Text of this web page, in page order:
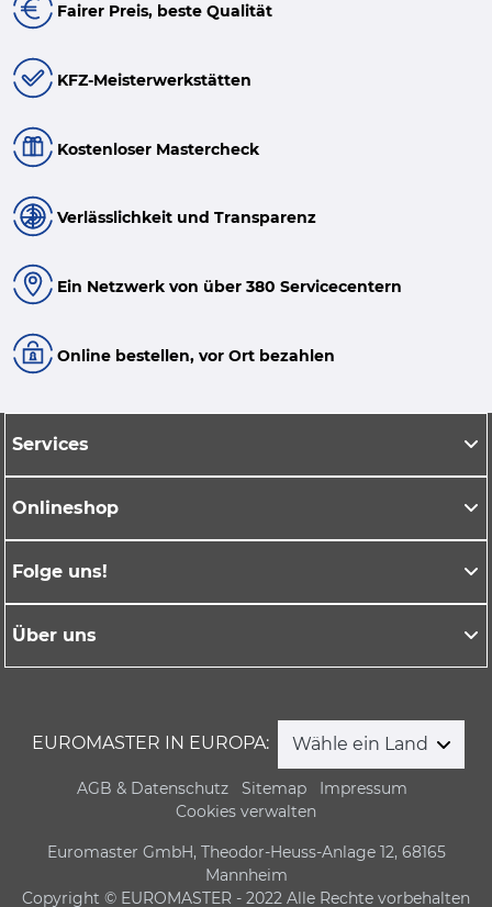
Fairer Preis, beste Qualität
KFZ-Meisterwerkstätten
Kostenloser Mastercheck
Verlässlichkeit und Transparenz
Ein Netzwerk von über 380 Servicecentern
Online bestellen, vor Ort bezahlen
Services
Onlineshop
Folge uns!
Über uns
EUROMASTER IN EUROPA: Wähle ein Land
AGB & Datenschutz Sitemap
Impressum
Cookies verwalten
Euromaster GmbH, Theodor-Heuss-Anlage 12, 68165
Mannheim
Copyright © EUROMASTER - 2022 Alle Rechte vorbehalten